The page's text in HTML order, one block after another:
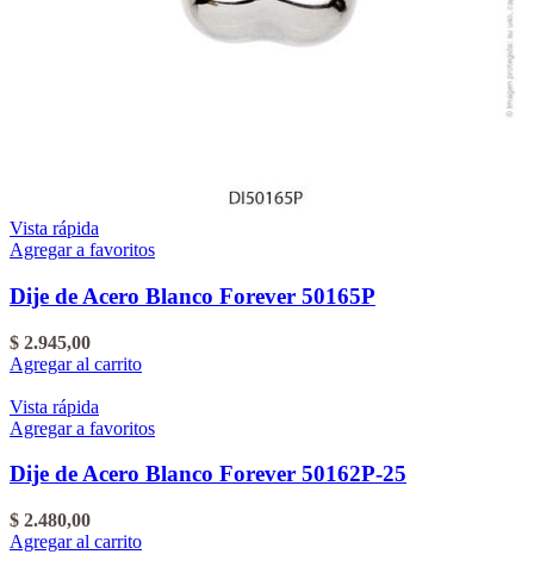
Vista rápida
Agregar a favoritos
Dije de Acero Blanco Forever 50165P
$ 2.945,00
Agregar al carrito
Vista rápida
Agregar a favoritos
Dije de Acero Blanco Forever 50162P-25
$ 2.480,00
Agregar al carrito